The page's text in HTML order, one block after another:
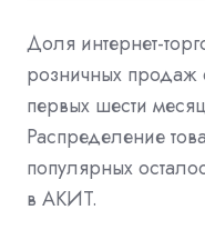
Доля интернет-
розничных продаж
первых шести
Распределение
популярных
в АКИТ.